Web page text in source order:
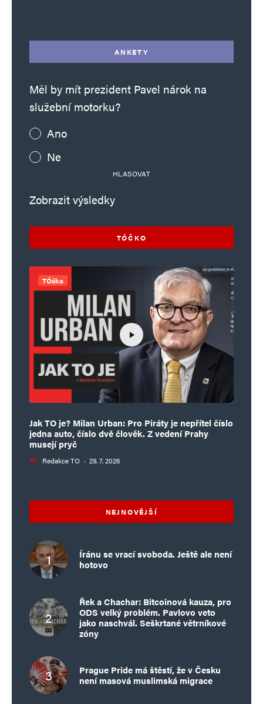
ANKETY
Měl by mít prezident Pavel nárok na
služební motorku?
Ano
Ne
HLASOVAT
Zobrazit výsledky
TÓČKO
TÓčko
Jak TO je? Milan Urban: Pro Piráty je nepřítel číslo
jedna auto, číslo dvě člověk. Z vedení Prahy
musejí pryč
Redakce TO · 29. 7. 2026
NEJNOVĚJŠÍ
Íránu se vrací svoboda. Ještě ale není
hotovo
Řek a Chachar: Bitcoinová kauza, pro
ODS velký problém. Pavlovo veto
jako naschvál. Seškrtané větrníkové
zóny
Prague Pride má štěstí, že v Česku
není masová muslimská migrace